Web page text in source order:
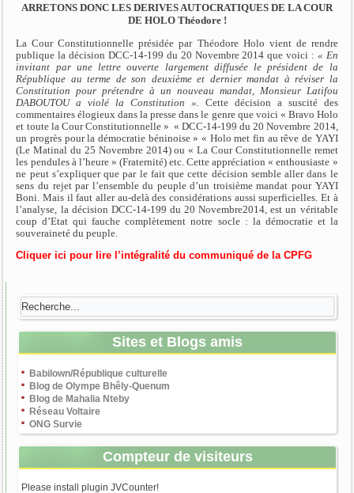
ARRETONS DONC LES DERIVES AUTOCRATIQUES DE LA COUR
DE HOLO Théodore !
La Cour Constitutionnelle présidée par Théodore Holo vient de rendre
publique la décision DCC-14-199 du 20 Novembre 2014 que voici : « En
invitant par une lettre ouverte largement diffusée le président de la
République au terme de son deuxième et dernier mandat à réviser la
Constitution pour prétendre à un nouveau mandat, Monsieur Latifou
DABOUTOU a violé la Constitution ».
Cette décision a suscité des
commentaires élogieux dans la presse dans le genre que voici « Bravo Holo
et toute la Cour Constitutionnelle » « DCC-14-199 du 20 Novembre 2014,
un progrès pour la démocratie béninoise » « Holo met fin au rêve de YAYI
(Le Matinal du 25 Novembre 2014) ou « La Cour Constitutionnelle remet
les pendules à l’heure » (Fraternité) etc. Cette appréciation « enthousiaste »
ne peut s’expliquer que par le fait que cette décision semble aller dans le
sens du rejet par l’ensemble du peuple d’un troisième mandat pour YAYI
Boni. Mais il faut aller au-delà des considérations aussi superficielles. Et à
l’analyse, la décision DCC-14-199 du 20 Novembre2014, est un véritable
coup d’Etat qui fauche complètement notre socle : la démocratie et la
souveraineté du peuple.
Cliquer ici pour lire l’intégralité du communiqué de la CPFG
Sites et Blogs amis
Babilown/République culturelle
Blog de Olympe Bhêly-Quenum
Blog de Mahalia Nteby
Réseau Voltaire
ONG Survie
Compteur de visiteurs
Please install plugin JVCounter!